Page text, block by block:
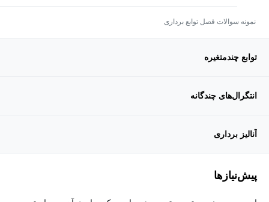
نمونه سوالات فصل توابع برداری
توابع چندمتغیره
انتگرال‌های چندگانه
آنالیز برداری
پیش‌نیاز‌ها